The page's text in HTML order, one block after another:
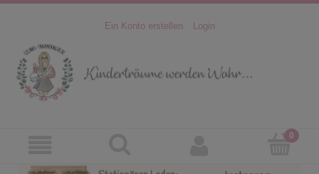
Ein Konto erstellen Login